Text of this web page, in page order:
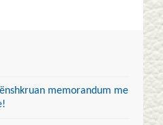
memorandum me